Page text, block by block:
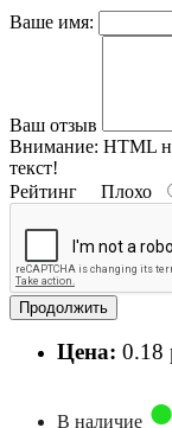
Ваше имя:
Ваш отзыв
Внимание: HTML
текст!
Рейтинг Плохо
Продолжить
Цена: 0.18
В наличие